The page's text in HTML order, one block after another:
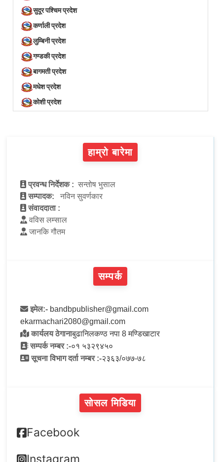
सुदूर पश्चिम प्रदेश
कर्णाली प्रदेश
लुम्बिनी प्रदेश
गण्डकी प्रदेश
बागमती प्रदेश
मधेश प्रदेश
कोशी प्रदेश
हाम्रो बारेमा
प्रवन्ध निर्देशक : सन्तोष भुसाल
सम्पादक:
नविन सुवर्णकार
संवाददाता :
वविस लम्साल
जानकि गौतम
सम्पर्क
इमेल:- bandbpublisher@gmail.com
ekarmachari2080@gmail.com
कार्यलय ठेगानाबुढानिलकण्ठ नपा 8 मण्डिखाटार
सम्पर्क नम्बर :-०१ ५३२९४५०
सूचना विभाग दर्ता नम्बर :-२३६३/०७७-७८
सोसल मिडिया
Facebook
Instagram